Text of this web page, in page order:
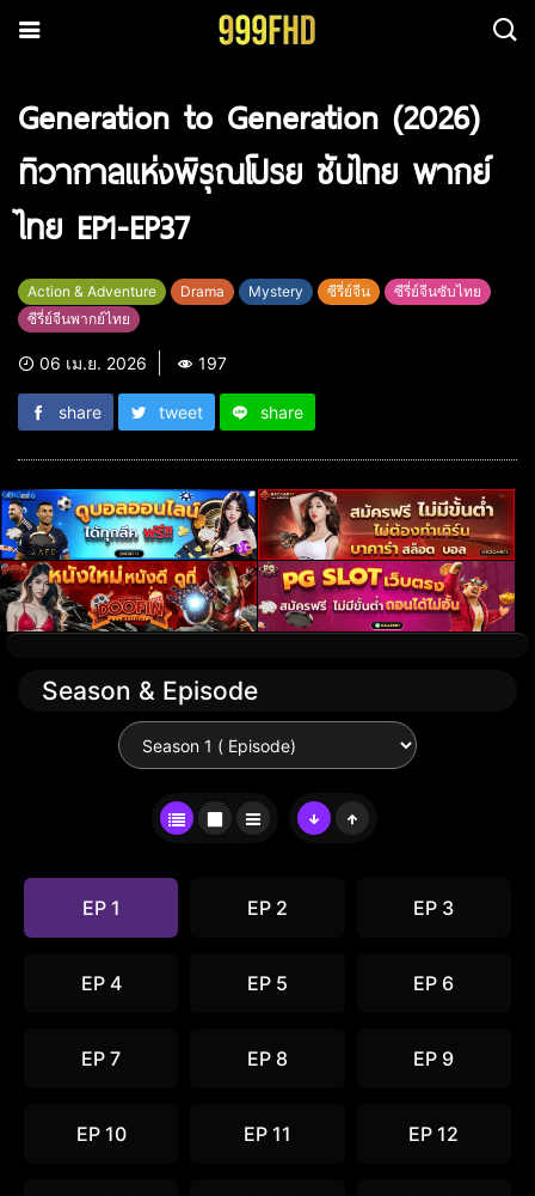
Generation to Generation (2026)
ทิวากาลแห่งพิรุณโปรย ซับไทย พากย์
ไทย EP1-EP37
Action & Adventure Drama Mystery ซีรี่ย์จีน
ซีรี่ย์จีนซับไทย
ซีรี่ย์จีนพากย์ไทย
06 เม.ย. 2026 197
share tweet share
Season & Episode
EP 1 EP 2 EP 3
EP 4 EP 5 EP 6
EP 7 EP 8 EP 9
EP 10 EP 11 EP 12